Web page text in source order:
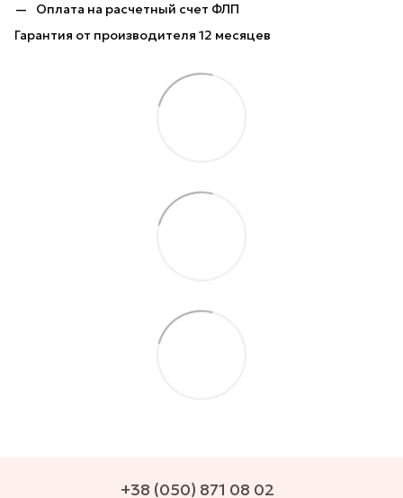
Оплата на расчетный счет ФЛП
Гарантия от производителя 12 месяцев
+38 (050) 871 08 02